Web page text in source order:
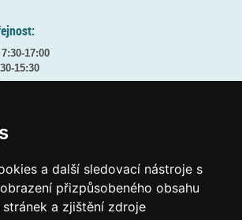
a další sledovací nástroje s
přizpůsobeného obsahu
a zjištění zdroje
17:00
15:30
)
vidaawt